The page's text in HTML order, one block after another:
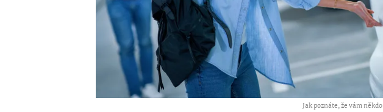
Jak poznáte, že vám